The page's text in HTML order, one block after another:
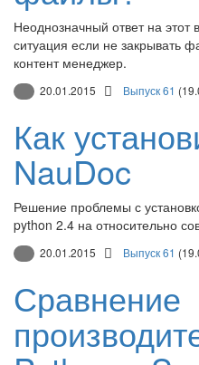
Неоднозначный ответ на этот
ситуация если не закрывать
контент менеджер.
20.01.2015 Выпуск 61
Как
NauDoc
Решение проблемы с
python 2.4 на относительно
20.01.2015 Выпуск 61
Сравнение